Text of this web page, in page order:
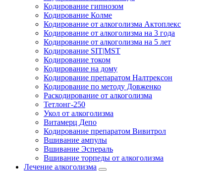
Кодирование гипнозом
Кодирование Колме
Кодирование от алкоголизма Актоплекс
Кодирование от алкоголизма на 3 года
Кодирование от алкоголизма на 5 лет
Кодирование SIT|MST
Кодирование током
Кодирование на дому
Кодирование препаратом Налтрексон
Кодирование по методу Довженко
Раскодирование от алкоголизма
Тетлонг-250
Укол от алкоголизма
Витамерц Депо
Кодирование препаратом Вивитрол
Вшивание ампулы
Вшивание Эспераль
Вшивание торпеды от алкоголизма
Лечение алкоголизма